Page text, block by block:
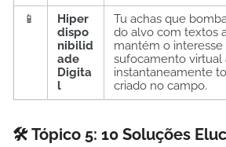
📱
Hiper
dispo
nibilid
ade
Digita
l
Tu achas que
do alvo com textos
mantém o interesse
sufocamento virtual
instantaneamente
criado no campo.
🛠️ Tópico 5: 10 Soluções